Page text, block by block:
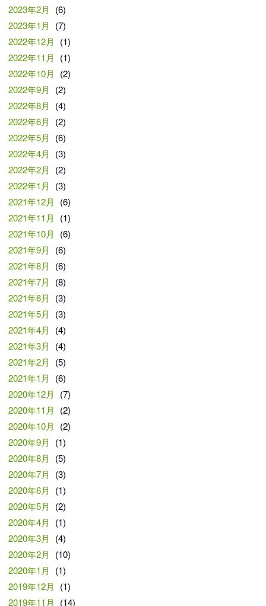
2023年2月
(6)
2023年1月
(7)
2022年12月
(1)
2022年11月
(1)
2022年10月
(2)
2022年9月
(2)
2022年8月
(4)
2022年6月
(2)
2022年5月
(6)
2022年4月
(3)
2022年2月
(2)
2022年1月
(3)
2021年12月
(6)
2021年11月
(1)
2021年10月
(6)
2021年9月
(6)
2021年8月
(6)
2021年7月
(8)
2021年6月
(3)
2021年5月
(3)
2021年4月
(4)
2021年3月
(4)
2021年2月
(5)
2021年1月
(6)
2020年12月
(7)
2020年11月
(2)
2020年10月
(2)
2020年9月
(1)
2020年8月
(5)
2020年7月
(3)
2020年6月
(1)
2020年5月
(2)
2020年4月
(1)
2020年3月
(4)
2020年2月
(10)
2020年1月
(1)
2019年12月
(1)
2019年11月
(14)